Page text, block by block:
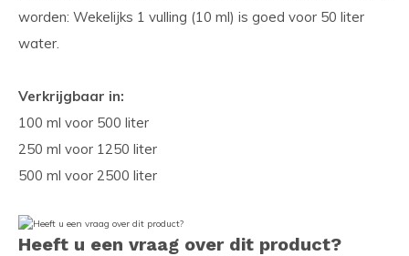
worden: Wekelijks 1 vulling (10 ml) is goed voor 50 liter
water.
Verkrijgbaar in:
100 ml voor 500 liter
250 ml voor 1250 liter
500 ml voor 2500 liter
Heeft u een vraag over dit product?